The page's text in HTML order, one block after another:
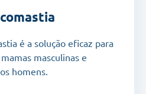
é a solução eficaz para
masculinas e
homens.